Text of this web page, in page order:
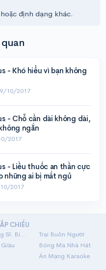
định dạng khác.
quan
- Khó hiểu vì bạn không
10/2017
- Chỗ cần dài không dài,
ngắn
2017
- Liều thuốc an thần cực
những ai bị mất ngủ
2017
CHIẾU
Hộ Linh Tráng Sĩ: Bí Ẩn Mộ Vua Đinh
Trại Buôn Người
Bóng Ma Nhà Hát
Án Mạng Karaoke